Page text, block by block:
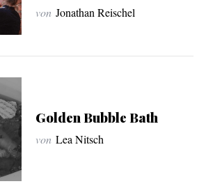
von Jonathan Reischel
Golden Bubble Bath
von Lea Nitsch